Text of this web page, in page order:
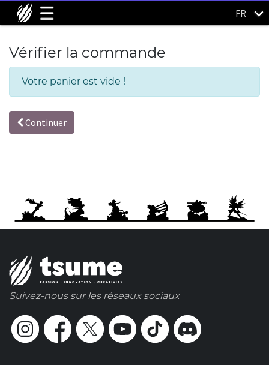
FR
Vérifier la commande
Votre panier est vide !
Continuer
Suivez-nous sur les réseaux sociaux